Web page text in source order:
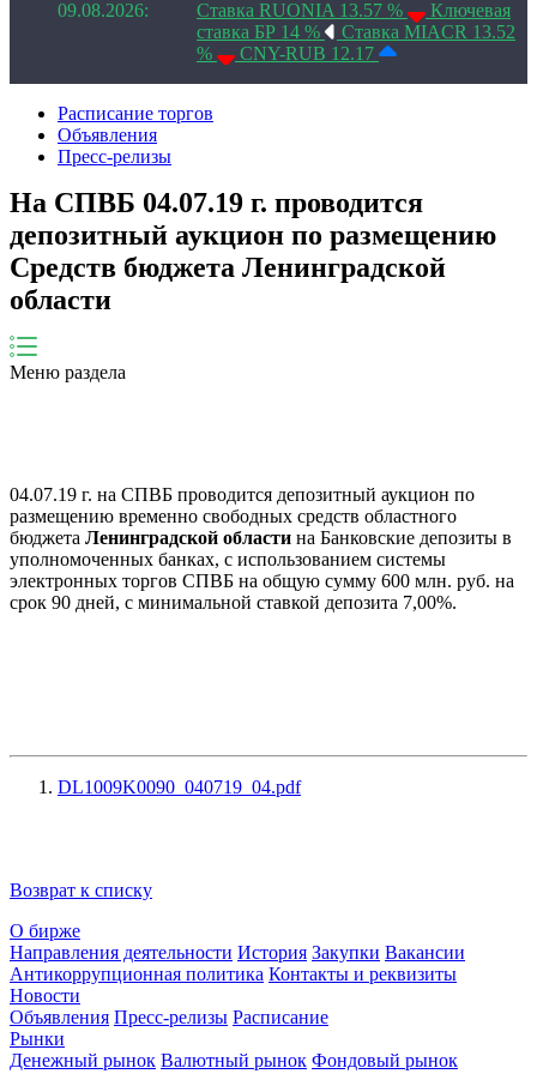
09.08.2026: Ставка RUONIA 13.57 %
Ключевая
ставка БР 14 %
Ставка MIACR 13.52
%
CNY-RUB 12.17
Расписание торгов
Объявления
Пресс-релизы
На СПВБ 04.07.19 г. проводится
депозитный аукцион по размещению
Средств бюджета Ленинградской
области
Меню раздела
04.07.19 г. на СПВБ проводится депозитный аукцион по
размещению временно свободных средств областного
бюджета Ленинградской области на Банковские депозиты в
уполномоченных банках, с использованием системы
электронных торгов СПВБ на общую сумму 600 млн. руб. на
срок 90 дней, с минимальной ставкой депозита 7,00%.
DL1009K0090_040719_04.pdf
Возврат к списку
О бирже
Направления деятельности История Закупки Вакансии
Антикоррупционная политика Контакты и реквизиты
Новости
Объявления Пресс-релизы Расписание
Рынки
Денежный рынок Валютный рынок Фондовый рынок